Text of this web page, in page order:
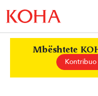
Mbështete
Kontribuo